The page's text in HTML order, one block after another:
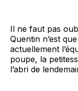
Il ne faut pas
Quentin n’est
actuellement
poupe, la
l’abri de